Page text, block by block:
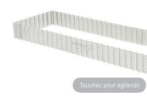
Touchez pour agrandir